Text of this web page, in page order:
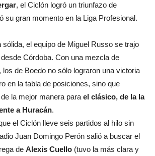
, el Ciclón logró un triunfazo de
su gran momento en la Liga Profesional.
sólida, el equipo de Miguel Russo se trajo
Córdoba. Con una mezcla de
los de Boedo no sólo lograron una victoria
en la tabla de posiciones, sino que
la mejor manera para el clásico, de la la
a Huracán.
el Ciclón lleve seis partidos al hilo sin
Juan Domingo Perón salió a buscar el
de Alexis Cuello (tuvo la más clara y